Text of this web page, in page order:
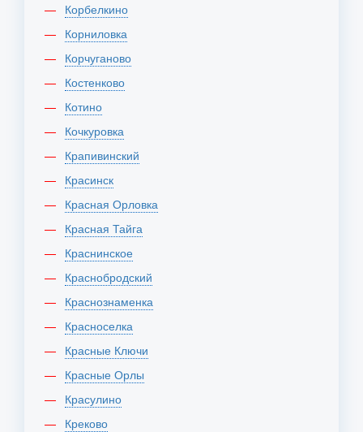
Корбелкино
Корниловка
Корчуганово
Костенково
Котино
Кочкуровка
Крапивинский
Красинск
Красная Орловка
Красная Тайга
Краснинское
Краснобродский
Краснознаменка
Красноселка
Красные Ключи
Красные Орлы
Красулино
Креково